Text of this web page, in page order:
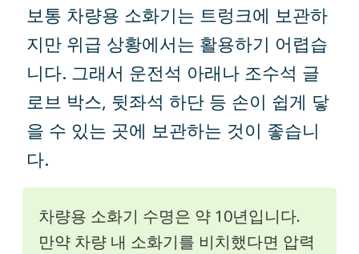
보통 차량용 소화기는 트렁크에 보관하
지만 위급 상황에서는 활용하기 어렵습
니다. 그래서 운전석 아래나 조수석 글
로브 박스, 뒷좌석 하단 등 손이 쉽게 닿
을 수 있는 곳에 보관하는 것이 좋습니
다.
차량용 소화기 수명은 약 10년입니다.
만약 차량 내 소화기를 비치했다면 압력